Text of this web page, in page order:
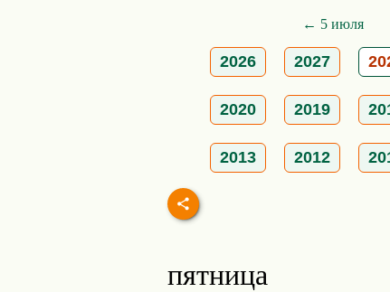
← 5 июля
2026 2027
2020 2019
2013 2012
пятница